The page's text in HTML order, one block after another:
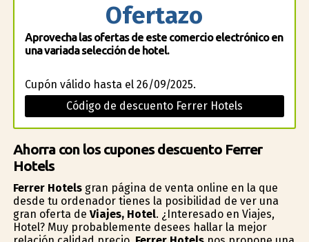
Ofertazo
Aprovecha las ofertas de este comercio electrónico en
una variada selección de hotel.
Cupón válido hasta el 26/09/2025.
Código de descuento Ferrer Hotels
Ahorra con los cupones descuento Ferrer
Hotels
Ferrer Hotelsgran página de venta online en la que
desde tu ordenador tienes la posibilidad de ver una
gran oferta de Viajes, Hotel. ¿Interesado en Viajes,
Hotel? Muy probablemente desees hallar la mejor